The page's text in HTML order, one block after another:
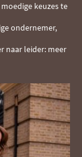
keuzes te
ondernemer,
naar leider: meer